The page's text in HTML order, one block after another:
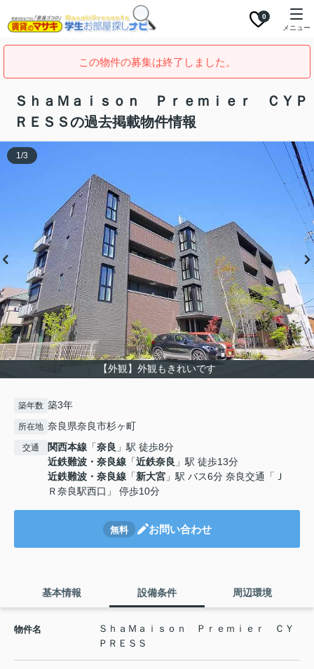
0
メニュー
この物件の募集は終了しました。
ＳｈａＭａｉｓｏｎ Ｐｒｅｍｉｅｒ ＣＹＰ
ＲＥＳＳの過去掲載物件情報
【外観】外観もきれいです
1/3
築年数 築3年
所在地 奈良県奈良市杉ヶ町
交通 関西本線 「奈良 」駅 徒歩8分
近鉄難波・奈良線 「近鉄奈良 」駅 徒歩13分
近鉄難波・奈良線 「新大宮 」駅 バス6分 奈良交通「Ｊ
Ｒ奈良駅西口」 停歩10分
無料 お問い合わせ
基本情報 設備条件 周辺環境
物件名
ＳｈａＭａｉｓｏｎ Ｐｒｅｍｉｅｒ ＣＹ
ＰＲＥＳＳ